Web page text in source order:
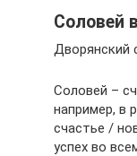
Соловей
Дворянский
Соловей –
например, в
счастье /
успех во